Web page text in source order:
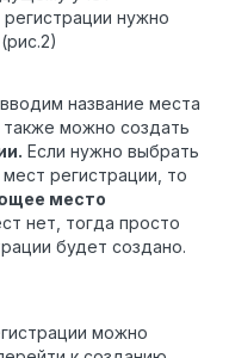
нужно
(рис.2)
название места
также можно создать
Если нужно выбрать
регистрации, то
место
нет, тогда просто
будет создано.
можно